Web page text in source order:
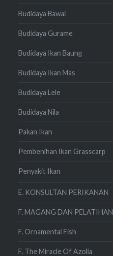
Budidaya Bawal
Budidaya Gurame
Budidaya Ikan Baung
Budidaya Ikan Mas
Budidaya Lele
Budidaya Nila
Pakan Ikan
Pembenihan Ikan Grasscarp
Penyakit Ikan
E. KONSULTAN PERIKANAN
F. MAGANG DAN PELATIHAN
F. Ornamental Fish
F. The Miracle Of Azolla